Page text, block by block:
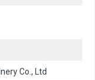
Co., Ltd